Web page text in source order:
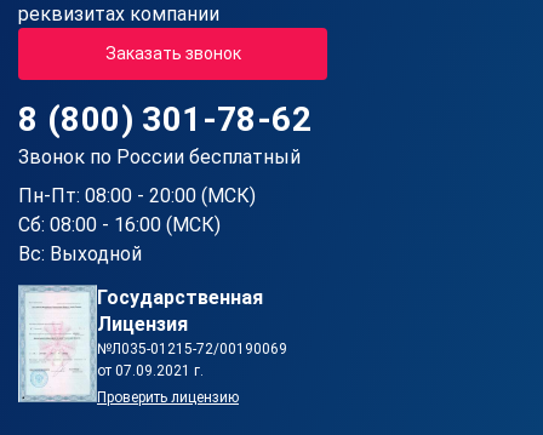
реквизитах компании
Заказать звонок
8 (800) 301-78-62
Звонок по России бесплатный
Пн-Пт: 08:00 - 20:00 (МСК)
Сб: 08:00 - 16:00 (МСК)
Вс: Выходной
Государственная
Лицензия
№Л035-01215-72/00190069
от 07.09.2021 г.
Проверить лицензию